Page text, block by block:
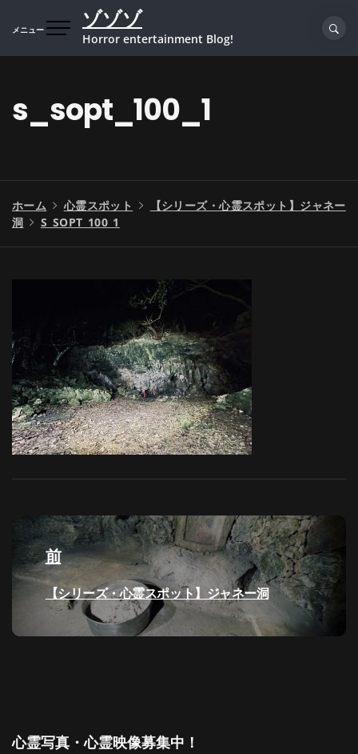
プ
メニュー ゾゾゾ
Horror entertainment Blog!
s_sopt_100_1
ホーム 心霊スポット
【シリーズ・心霊スポット】ジャネー
洞
S_SOPT_100_1
投
稿
ナ
ビ
シ
前
過
去
【シリーズ・心霊スポット】ジャネー洞
心霊写真・心霊映像募集中！